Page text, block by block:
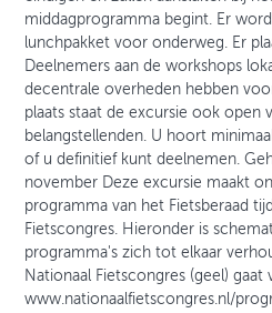
middagprogramma begint. Er
lunchpakket voor onderweg. Er
Deelnemers aan de workshops
decentrale overheden hebben
plaats staat de excursie ook open
belangstellenden. U hoort
of u definitief kunt deelnemen.
november Deze excursie maakt
programma van het Fietsberaad
Fietscongres. Hieronder is
programma's zich tot elkaar
Nationaal Fietscongres (geel) gaat
www.nationaalfietscongres.nl/